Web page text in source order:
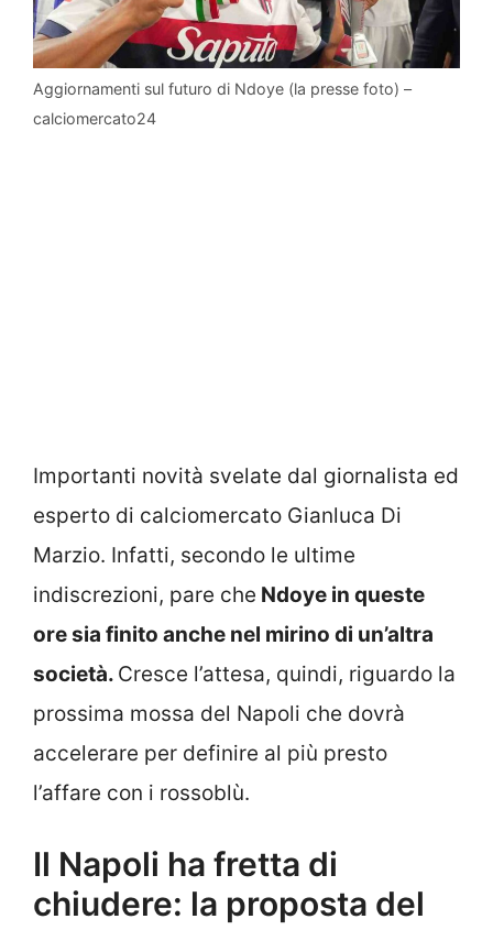
Aggiornamenti sul futuro di Ndoye (la presse foto) –
calciomercato24
Importanti novità svelate dal giornalista ed
esperto di calciomercato Gianluca Di
Marzio. Infatti, secondo le ultime
indiscrezioni, pare che Ndoye in queste
ore sia finito anche nel mirino di un’altra
società. Cresce l’attesa, quindi, riguardo la
prossima mossa del Napoli che dovrà
accelerare per definire al più presto
l’affare con i rossoblù.
Il Napoli ha fretta di
chiudere: la proposta del